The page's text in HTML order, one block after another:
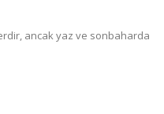
ancak yaz ve sonbaharda